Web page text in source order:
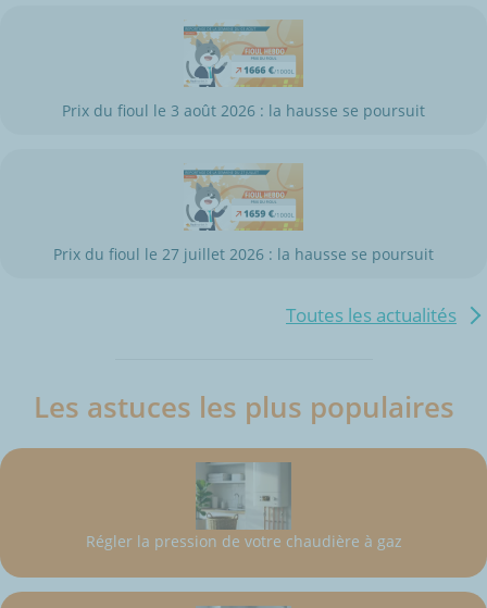
Prix du fioul le 3 août 2026 : la hausse se poursuit
Prix du fioul le 27 juillet 2026 : la hausse se poursuit
Toutes les actualités
Les astuces les plus populaires
Régler la pression de votre chaudière à gaz